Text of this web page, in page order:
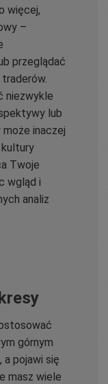
więcej,
–
przeglądać
niezwykle
lub
inaczej
Twoje
wgląd i
analiz
górnym
a pojawi się
masz wiele